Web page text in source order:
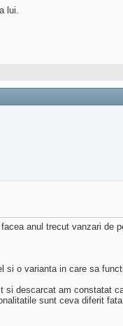
lui.
anul trecut vanzari de
o varianta in care sa
descarcat am constatat
sunt ceva diferit